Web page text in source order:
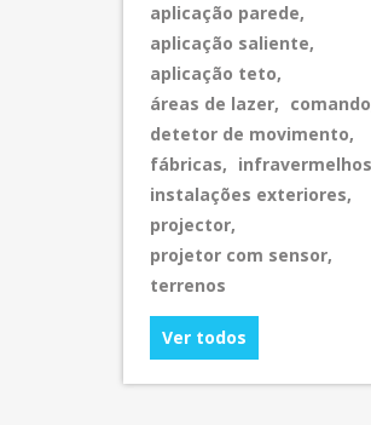
aplicação parede,
aplicação saliente,
aplicação teto,
áreas de lazer, comando
detetor de movimento,
fábricas, infravermelhos
instalações exteriores,
projector,
projetor com sensor,
terrenos
Ver todos